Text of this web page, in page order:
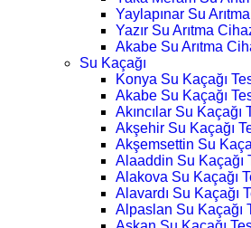
Yaylapınar Su
Yazır Su Arıtma
Akabe Su Arıtma
Su Kaçağı
Konya Su Kaçağı
Akabe Su Kaçağı
Akıncılar Su Kaçağı
Akşehir Su Kaçağı
Akşemsettin Su
Alaaddin Su Kaçağı
Alakova Su Kaçağı
Alavardı Su Kaçağı
Alpaslan Su Kaçağı